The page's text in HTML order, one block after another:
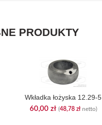
PRODUKTY
Wkładka łożyska 12.29-5
60,00 zł (48,78 złnetto)